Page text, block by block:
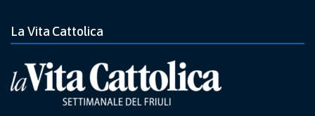
La Vita Cattolica